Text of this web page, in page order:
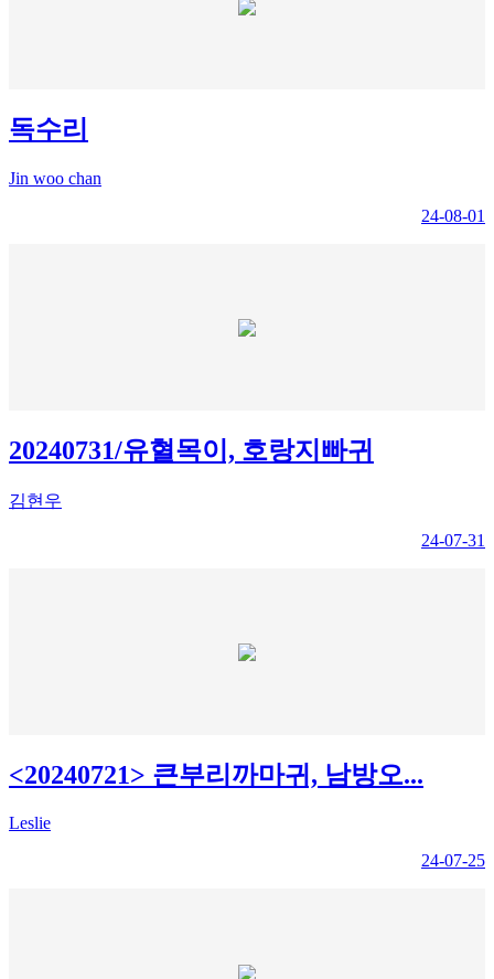
독수리
Jin woo chan
24-08-01
20240731/유혈목이, 호랑지빠귀
김현우
24-07-31
<20240721> 큰부리까마귀, 남방오...
Leslie
24-07-25